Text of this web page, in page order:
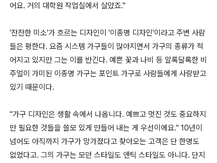
어요. 거의 대학원 작업실에서 살았죠."
'잔잔한 미소'가 흐르는 디자인이 '이종명 디자인'이라고 주변 사람
들은 평한다. 요즘 시스템 가구들이 많아지면서 가구의 종류가 적
어지고 있지만 그는 이를 반긴다. 예쁜 꽃과 나비 등 알록달록한 비
주얼이 가미된 이종명 가구는 포인트 가구로 사람들에게 사랑받고
있기 때문이다.
"가구 디자인은 생활 속에서 나옵니다. 예쁘고 멋진 것도 중요하지
만 필요한 것들을 쓸모 있게 만들어 내는 게 우선이에요." 10년이
넘어도 아직까지 가구가 망가졌다고 찾아오는 고객은 단 한명도
없었다고. 그의 가구는 모던 스타일도 앤틱 스타일도 아니다. 단지